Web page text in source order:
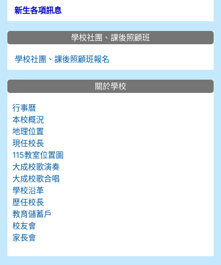
新生各項訊息
學校社團、課後照顧班
學校社團、課後照顧班報名
關於學校
行事曆
本校概況
地理位置
現任校長
115教室位置圖
大成校歌演奏
大成校歌合唱
學校沿革
歷任校長
教育儲蓄戶
校友會
家長會